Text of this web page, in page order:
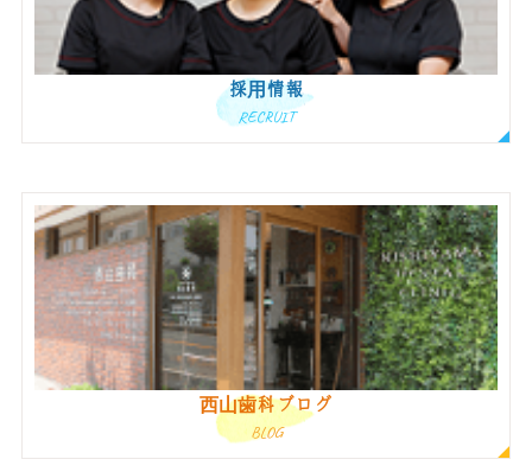
採用情報
RECRUIT
西山歯科ブログ
BLOG